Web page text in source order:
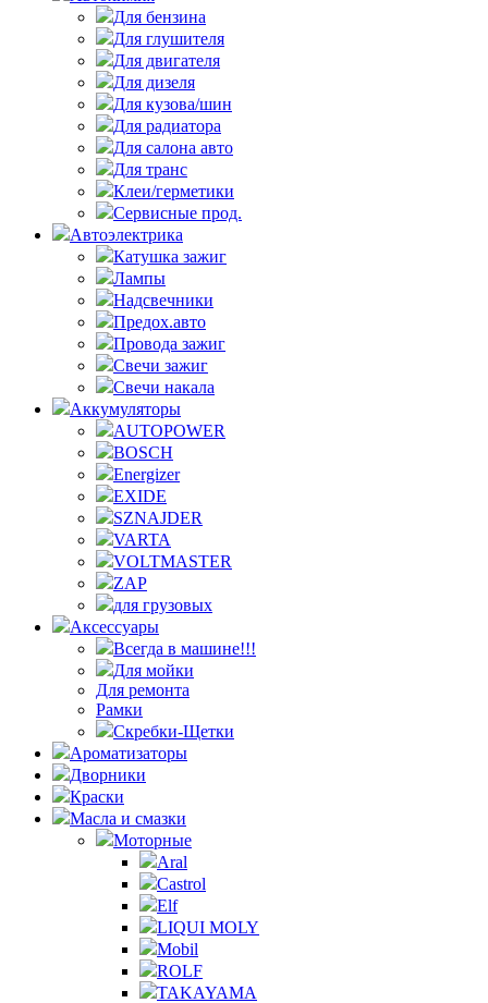
Для бензина
Для глушителя
Для двигателя
Для дизеля
Для кузова/шин
Для радиатора
Для салона авто
Для транс
Клеи/герметики
Сервисные прод.
Автоэлектрика
Катушка зажиг
Лампы
Надсвечники
Предох.авто
Провода зажиг
Свечи зажиг
Свечи накала
Аккумуляторы
AUTOPOWER
BOSCH
Energizer
EXIDE
SZNAJDER
VARTA
VOLTMASTER
ZAP
для грузовых
Аксессуары
Всегда в машине!!!
Для мойки
Для ремонта
Рамки
Скребки-Щетки
Ароматизаторы
Дворники
Краски
Масла и смазки
Моторные
Aral
Castrol
Elf
LIQUI MOLY
Mobil
ROLF
TAKAYAMA